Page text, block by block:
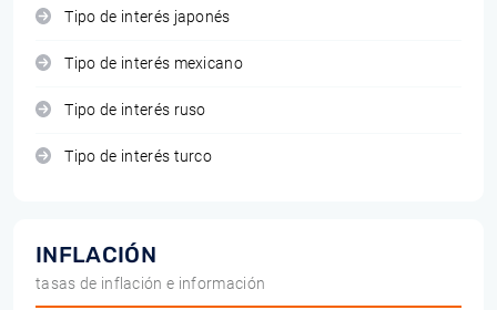
Tipo de interés japonés
Tipo de interés mexicano
Tipo de interés ruso
Tipo de interés turco
INFLACIÓN
tasas de inflación e información